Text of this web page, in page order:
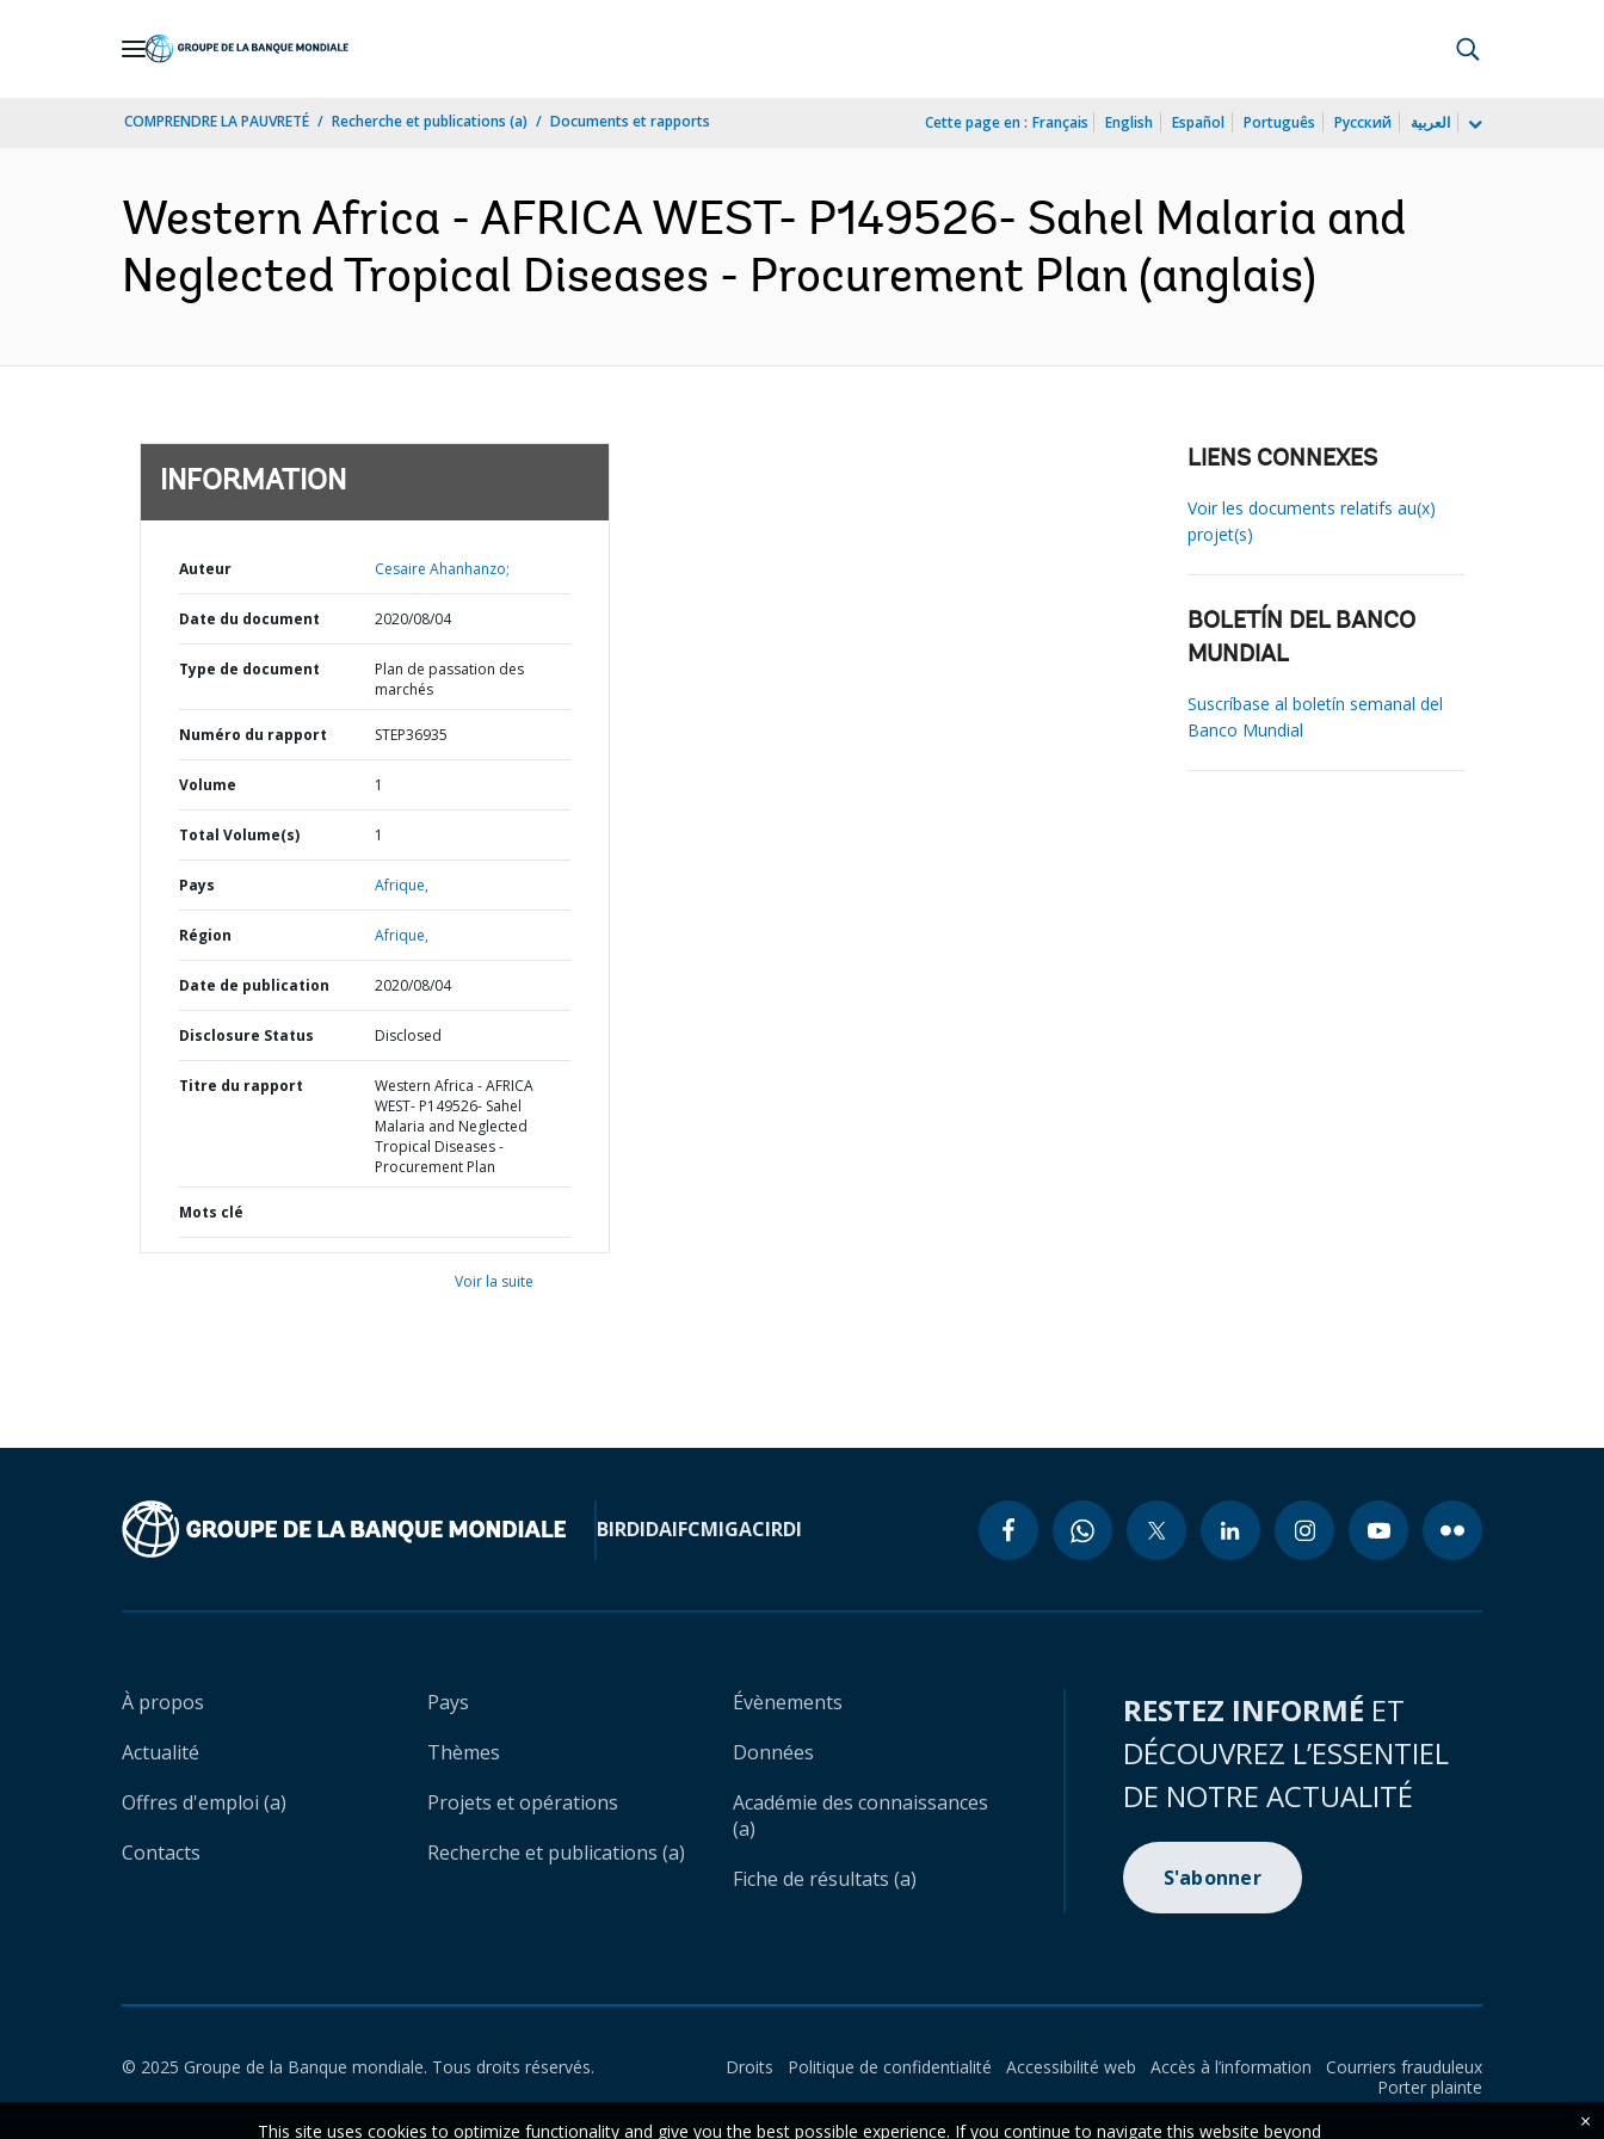
COMPRENDRE LA PAUVRETÉ Recherche et publications (a) Documents et rapports Cette page en : Français English Español Português Русский العربية
Western Africa - AFRICA WEST- P149526- Sahel Malaria and
Neglected Tropical Diseases - Procurement Plan (anglais)
INFORMATION
Auteur Cesaire Ahanhanzo;
Date du document 2020/08/04
Type de document
Plan de passation des
marchés
Numéro du rapport STEP36935
Volume 1
Total Volume(s) 1
Pays Afrique,
Région Afrique,
Date de publication 2020/08/04
Disclosure Status Disclosed
Titre du rapport
Western Africa - AFRICA
WEST- P149526- Sahel
Malaria and Neglected
Tropical Diseases -
Procurement Plan
Mots clé
Voir la suite
LIENS CONNEXES
Voir les documents relatifs au(x)
projet(s)
BOLETÍN DEL BANCO
MUNDIAL
Suscríbase al boletín semanal del
Banco Mundial
BIRDIDAIFCMIGACIRDI
À propos
Actualité
Offres d'emploi (a)
Contacts
Pays
Thèmes
Projets et opérations
Recherche et publications (a)
Évènements
Données
Académie des connaissances
(a)
Fiche de résultats (a)
RESTEZ INFORMÉ ET
DÉCOUVREZ L’ESSENTIEL
DE NOTRE ACTUALITÉ
S'abonner
© 2025 Groupe de la Banque mondiale. Tous droits réservés. Droits Politique de confidentialité Accessibilité web Accès à l’information
Courriers frauduleux
Porter plainte
This site uses cookies to optimize functionality and give you the best possible experience. If you continue to navigate this website beyond
×